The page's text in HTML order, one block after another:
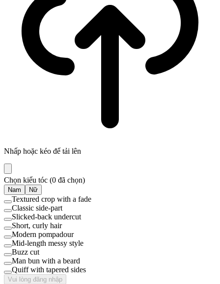
Nhấp hoặc kéo để tải lên
Chọn kiểu tóc (0 đã chọn)
Nam Nữ
Textured crop with a fade
Classic side-part
Slicked-back undercut
Short, curly hair
Modern pompadour
Mid-length messy style
Buzz cut
Man bun with a beard
Quiff with tapered sides
Vui lòng đăng nhập